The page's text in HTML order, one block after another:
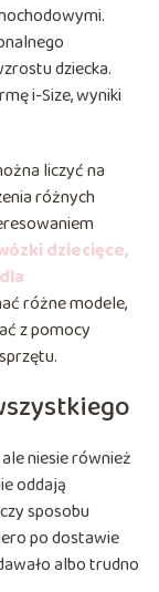
dziecka.
i-Size, wyniki
liczyć na
różnych
dziecięce,
różne modele,
z pomocy
niesie również
oddają
sposobu
po dostawie
albo trudno